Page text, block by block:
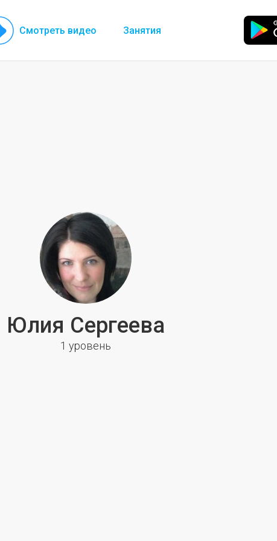
Смотреть видео Занятия
Юлия Сергеева
1 уровень